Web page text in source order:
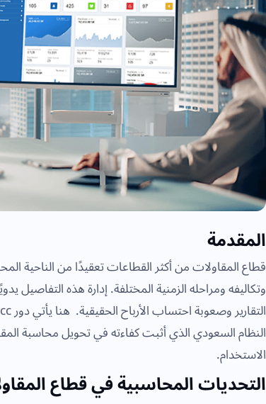
المقدمة
قطاع المقاولات من أكثر القطاعات تعقيدًا من الناحية
وتكاليفه ومراحله الزمنية المختلفة. إدارة هذه التفاصيل
التقارير وصعوبة احتساب الأرباح الحقيقية. هنا يأتي دور smacc برنامج
النظام السعودي الذي أثبت كفاءته في تحويل محاسبة
الاستخدام.
التحديات المحاسبية في قطاع